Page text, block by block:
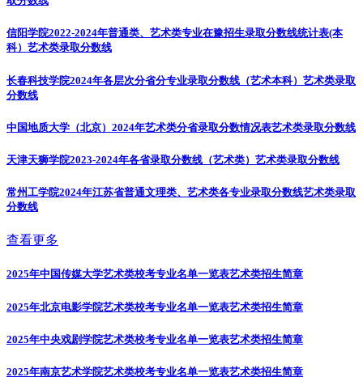
信阳学院2022-2024年普通类、艺术类专业在豫招生录取分数线统计表(本
科） 艺术类录取分数线
长春科技学院2024年各层次分省分专业录取分数线（艺术本科） 艺术类录取
分数线
中国地质大学（北京）2024年艺术类分省录取分数情况表艺术类录取分数线
天津天狮学院2023-2024年各省录取分数线（艺术类） 艺术类录取分数线
常州工学院2024年江苏省普通文理类、艺术类各专业录取分数线艺术类录取
分数线
查看更多
2025年中国传媒大学艺术类校考专业名单一览表艺术类招生简章
2025年北京电影学院艺术类校考专业名单一览表艺术类招生简章
2025年中央戏剧学院艺术类校考专业名单一览表艺术类招生简章
2025年南京艺术学院艺术类校考专业名单一览表艺术类招生简章